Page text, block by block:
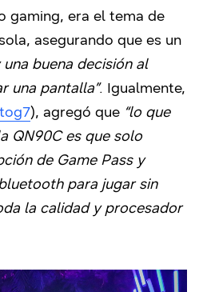
gaming, era el tema de
asegurando que es un
una buena decisión al
una pantalla”. Igualmente,
), agregó que “lo que
QN90C es que solo
de Game Pass y
para jugar sin
la calidad y procesador